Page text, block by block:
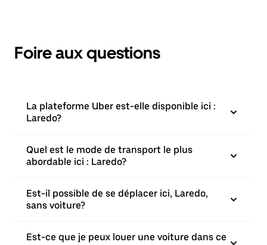
Foire aux questions
La plateforme Uber est-elle disponible ici :
Laredo?
Quel est le mode de transport le plus
abordable ici : Laredo?
Est-il possible de se déplacer ici, Laredo,
sans voiture?
Est-ce que je peux louer une voiture dans ce